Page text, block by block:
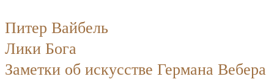
Питер Вайбель
Лики Бога
Заметки об искусстве Германа Вебера